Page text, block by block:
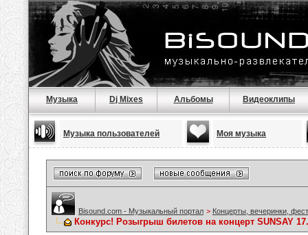
Музыка Dj Mixes Альбомы Видеоклипы
Музыка пользователей Моя музыка
Bisound.com - Музыкальный портал > Концерты, вечеринки,
Конкурс! Розыгрыш билетов на концерт SUNSAY